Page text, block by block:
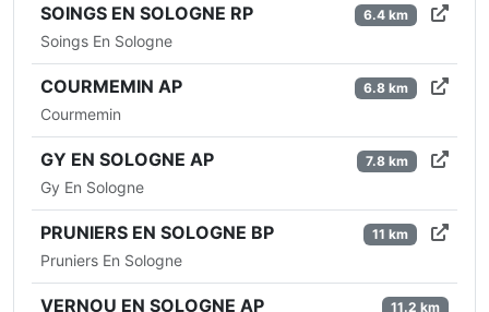
SOINGS EN SOLOGNE RP
Soings En Sologne
6.4 km
COURMEMIN AP
Courmemin
6.8 km
GY EN SOLOGNE AP
Gy En Sologne
7.8 km
PRUNIERS EN SOLOGNE BP
Pruniers En Sologne
11 km
VERNOU EN SOLOGNE AP 11.2 km